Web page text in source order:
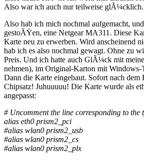
Also war ich auch nur teilweise
Also hab ich mich nochmal aufgemacht,
gestoÃŸen, eine Netgear MA311. Diese
Karte neu zu erwerben. Wird anscheinend
hab ich es also nochmal gewagt. Ohne zu
Preis. Und ich hatte auch GlÃ¼ck mit
nehmen), im Original-Karton mit Windows-
Dann die Karte eingebaut. Sofort nach dem
Chipsatz! Juhuuuuu! Die Karte wurde als
angepasst:
# Uncomment the line corresponding to the
alias eth0 prism2_pci
#alias wlan0 prism2_usb
#alias wlan0 prism2_cs
#alias wlan0 prism2_plx